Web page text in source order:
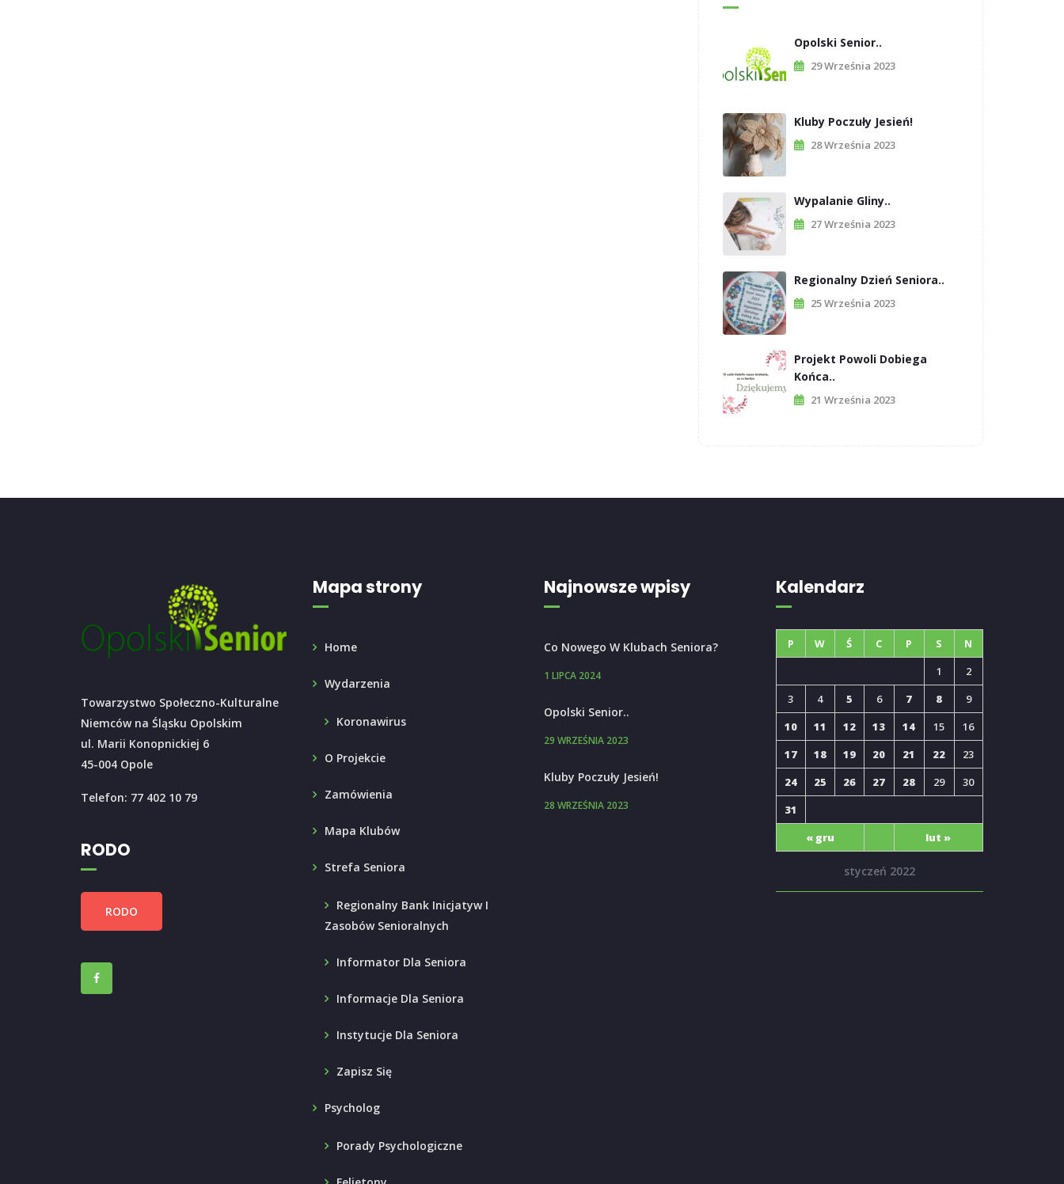
Opolski Senior..
29 Września 2023
Kluby Poczuły Jesień!
28 Września 2023
Wypalanie Gliny..
27 Września 2023
Regionalny Dzień Seniora..
25 Września 2023
Projekt Powoli Dobiega
Końca..
21 Września 2023
Towarzystwo Społeczno-Kulturalne
Niemców na Śląsku Opolskim
ul. Marii Konopnickiej 6
45-004 Opole
Telefon: 77 402 10 79
RODO
RODO
Mapa strony
Home
Wydarzenia
Koronawirus
O Projekcie
Zamówienia
Mapa Klubów
Strefa Seniora
Regionalny Bank Inicjatyw I
Zasobów Senioralnych
Informator Dla Seniora
Informacje Dla Seniora
Instytucje Dla Seniora
Zapisz Się
Psycholog
Porady Psychologiczne
Najnowsze wpisy
Co Nowego W Klubach Seniora?
1 LIPCA 2024
Opolski Senior..
29 WRZEŚNIA 2023
Kluby Poczuły Jesień!
28 WRZEŚNIA 2023
Kalendarz
styczeń 2022
P W Ś C P S N
« gru lut »
1
2
3
4 5 6 7 8
9
10
11 12 13 14 15
16
17
18 19 20 21 22
23
24
25 26 27 28 29
30
31